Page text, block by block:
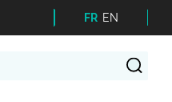
FR EN